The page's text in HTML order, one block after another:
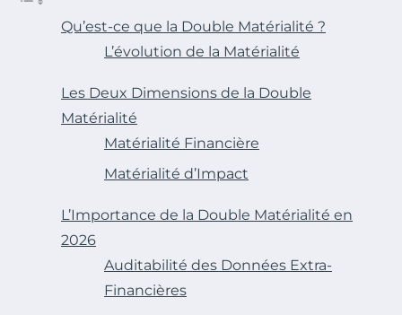
Qu’est-ce que la Double Matérialité ?
L’évolution de la Matérialité
Les Deux Dimensions de la Double
Matérialité
Matérialité Financière
Matérialité d’Impact
L’Importance de la Double Matérialité en
2026
Auditabilité des Données Extra-
Financières